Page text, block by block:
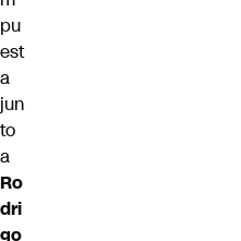
pu
est
a
jun
to
a
Ro
dri
go